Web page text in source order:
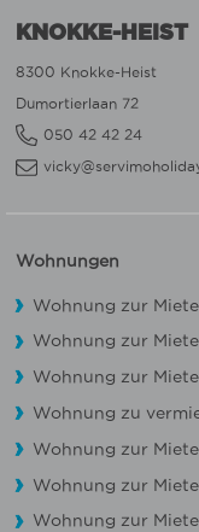
KNOKKE-HEIST
8300 Knokke-Heist
Dumortierlaan 72
050 42 42 24
Wohnungen
Wohnung zur
Wohnung zur
Wohnung zur
Wohnung zu
Wohnung zur
Wohnung zur
Wohnung zur